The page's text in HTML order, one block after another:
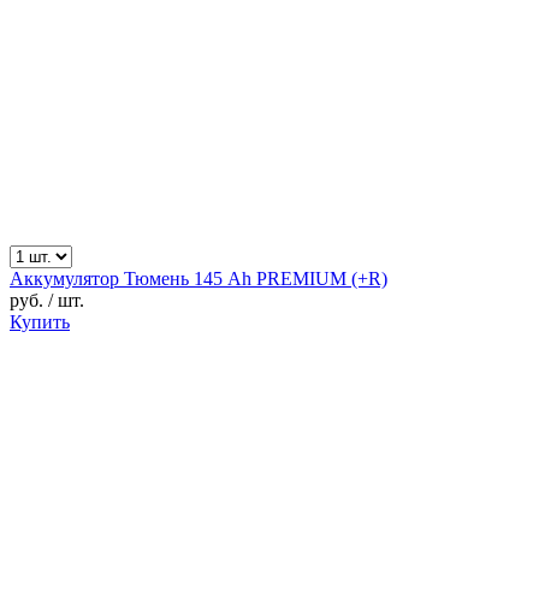
Аккумулятор Тюмень 145 Ah PREMIUM (+R)
руб. / шт.
Купить